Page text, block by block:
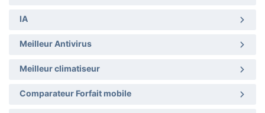
IA
Meilleur Antivirus
Meilleur climatiseur
Comparateur Forfait mobile